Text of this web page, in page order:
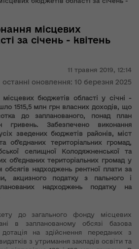
11 травня 2019, 12:14
останні оновлення: 10 березня 2025
місцевих
за січень - квітень
бюджетів області у січні -
1515,5 млн грн власних доходів, що
до запланованого, понад план
гривень. Забезпечено виконання
зведених бюджетів районів, міст
об’єднаних територіальних громад,
селищної Колодяжненської та
об’єднаних територіальних громад у
обсягів надходжень рентної плати за
акцизного податку з пального і
надходжень податку на
до загального фонду місцевих
в запланованому обсязі базова
на здійснення переданих з
з утримання закладів освіти та